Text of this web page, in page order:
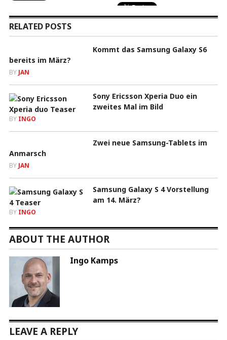
RELATED POSTS
Kommt das Samsung Galaxy S6
bereits im März?
BY JAN
Sony Ericsson Xperia Duo ein
zweites Mal im Bild
BY INGO
Zwei neue Samsung-Tablets im
Anmarsch
BY JAN
Samsung Galaxy S 4 Vorstellung
am 14. März?
BY INGO
ABOUT THE AUTHOR
Ingo Kamps
LEAVE A REPLY